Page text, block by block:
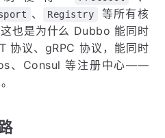
、 Registry
等所有核
也是为什么 Dubbo 能同时
协议、gRPC 协议，能同时
、Consul 等注册中心——